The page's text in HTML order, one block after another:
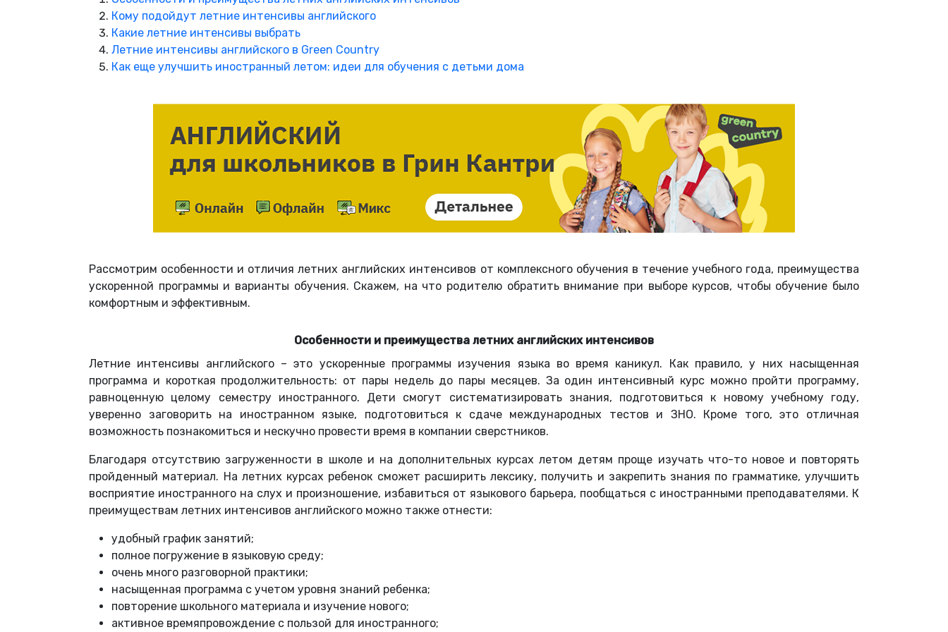
Кому подойдут летние интенсивы английского
Какие летние интенсивы выбрать
Летние интенсивы английского в Green Country
Как еще улучшить иностранный летом: идеи для обучения с детьми дома
Рассмотрим особенности и отличия летних английских интенсивов от комплексного обучения в течение учебного года, преимущества
ускоренной программы и варианты обучения. Скажем, на что родителю обратить внимание при выборе курсов, чтобы обучение было
комфортным и эффективным.
Особенности и преимущества летних английских интенсивов
Летние интенсивы английского – это ускоренные программы изучения языка во время каникул. Как правило, у них насыщенная
программа и короткая продолжительность: от пары недель до пары месяцев. За один интенсивный курс можно пройти программу,
равноценную целому семестру иностранного. Дети смогут систематизировать знания, подготовиться к новому учебному году,
уверенно заговорить на иностранном языке, подготовиться к сдаче международных тестов и ЗНО. Кроме того, это отличная
возможность познакомиться и нескучно провести время в компании сверстников.
Благодаря отсутствию загруженности в школе и на дополнительных курсах летом детям проще изучать что-то новое и повторять
пройденный материал. На летних курсах ребенок сможет расширить лексику, получить и закрепить знания по грамматике, улучшить
восприятие иностранного на слух и произношение, избавиться от языкового барьера, пообщаться с иностранными преподавателями. К
преимуществам летних интенсивов английского можно также отнести:
удобный график занятий;
полное погружение в языковую среду;
очень много разговорной практики;
насыщенная программа с учетом уровня знаний ребенка;
повторение школьного материала и изучение нового;
активное времяпровождение с пользой для иностранного;